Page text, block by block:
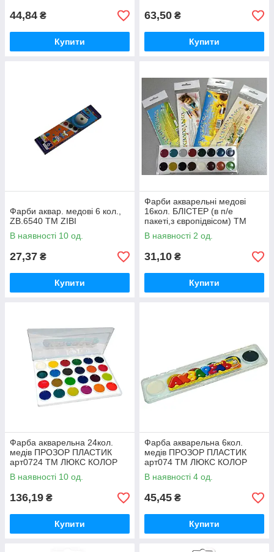
44,84 ₴
Купити
63,50 ₴
Купити
Фарби аквар. медові 6 кол.,
ZB.6540 ТМ ZIBI
В наявності 10 од.
27,37 ₴
Купити
Фарби акварельні медові
16кол. БЛІСТЕР (в п/е
пакеті,з європідвісом) ТМ
ТЕТРАДА
В наявності 2 од.
31,10 ₴
Купити
Фарба акварельна 24кол.
медів ПРОЗОР ПЛАСТИК
арт0724 ТМ ЛЮКС КОЛОР
В наявності 10 од.
136,19 ₴
Купити
Фарба акварельна 6кол.
медів ПРОЗОР ПЛАСТИК
арт074 ТМ ЛЮКС КОЛОР
В наявності 4 од.
45,45 ₴
Купити